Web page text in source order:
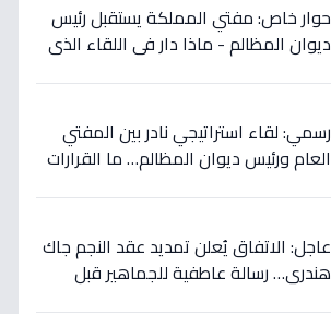
حوار خاص: مفتي المملكة يستقبل رئيس
ديوان المظالم - ماذا دار في اللقاء الذي
رسمي: لقاء استراتيجي نادر بين المفتي
العام ورئيس ديوان المظالم… ما القرارات
عاجل: الاتفاق يُعلن تمديد عقد النجم جاك
هندري… رسالة عاطفية للجماهير قبل